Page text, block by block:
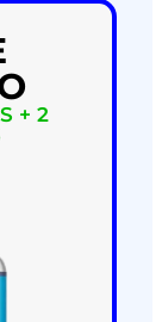
+ 2